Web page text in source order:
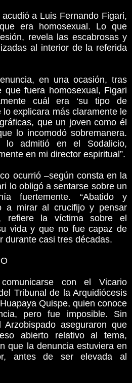
a Luis Fernando Figari,
era homosexual. Lo que
revela las escabrosas y
al interior de la referida
en una ocasión, tras
que fuera homosexual, Figari
cuál era ‘su tipo de
lo explicara más claramente le
que un joven como él
lo incomodó sobremanera.
lo admitió en el Sodalicio,
en mi director espiritual”.
ocurrió –según consta en la
lo obligó a sentarse sobre un
fuertemente. “Abatido y
a mirar al crucifijo y pensar
refiere la víctima sobre el
vida y que no fue capaz de
durante casi tres décadas.
con el Vicario
Tribunal de la Arquidiócesis
Quispe, quien conoce
pero fue imposible. Sin
aseguraron que
abierto relativo al tema,
que la denuncia estuviera en
antes de ser elevada al